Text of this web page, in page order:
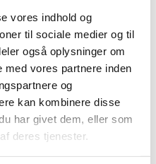
vores indhold og
til sociale medier og til
også oplysninger om
vores partnere inden
og
kan kombinere disse
har givet dem, eller som
deres tjenester.
bruger Duka og
er bedst
af ventilationsanlæg
rådgivning